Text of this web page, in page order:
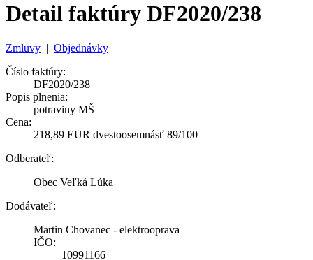
Detail faktúry DF2020/238
Zmluvy | Objednávky
Číslo faktúry:
DF2020/238
Popis plnenia:
potraviny MŠ
Cena:
218,89 EUR dvestoosemnásť 89/100
Odberateľ:
Obec Veľká Lúka
Dodávateľ:
Martin Chovanec - elektrooprava
IČO:
10991166